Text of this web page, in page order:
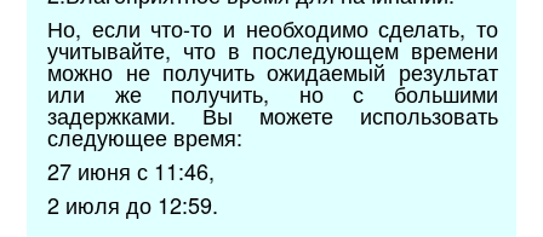
Но, если что-то и необходимо сделать, то
учитывайте, что в последующем времени
можно не получить ожидаемый результат
или же получить, но с большими
задержками. Вы можете использовать
следующее время:
27 июня с 11:46,
2 июля до 12:59.